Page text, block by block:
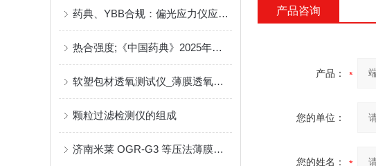
药典、YBB合规：偏光应力仪应力检测与行业价值
热合强度;《中国药典》2025年版四部通则4008药包材热和强度测定法解读
软塑包材透氧测试仪_薄膜透氧率测试仪产品介绍
颗粒过滤检测仪的组成
济南米莱 OGR-G3 等压法薄膜透氧率测试仪技术介绍
产品咨询
产品：
您的单位：
您的姓名：